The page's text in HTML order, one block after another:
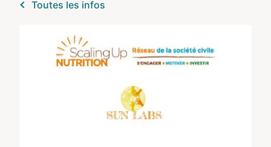
Toutes les infos